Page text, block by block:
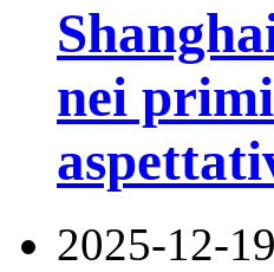
nei
2025-12-19